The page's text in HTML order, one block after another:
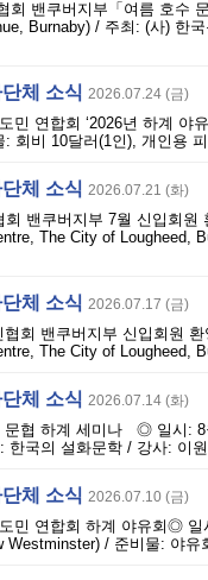
회 밴쿠버지부「여름 호수
Burnaby) / 주최: (사)
체 소식 2026.07.24 (금)
민 연합회 ‘2026년 하계
회비 10달러(1인), 개인용
체 소식 2026.07.21 (화)
회 밴쿠버지부 7월 신입회
The City of Lougheed,
체 소식 2026.07.17 (금)
회 밴쿠버지부 신입회원
The City of Lougheed,
체 소식 2026.07.14 (화)
협 하계 세미나 ◎ 일시: 8
한국의 설화문학 / 강사: 이
체 소식 2026.07.10 (금)
민 연합회 하계 야유회◎
Westminster) / 준비물: 야